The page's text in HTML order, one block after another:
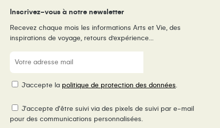
Inscrivez-vous à notre newsletter
Recevez chaque mois les informations Arts et Vie, des
inspirations de voyage, retours d’expérience…
E-
mail
RGPDJ’accepte la politique de protection des données.
Pixel
de
J'accepte d'être suivi via des pixels de suivi par e-mail
pour des communications personnalisées.